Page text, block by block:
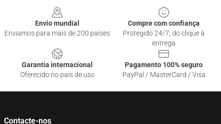
Envio mundial
Enviamos para mais de 200 países
Compre com confiança
Protegido 24/7, do clique à
entrega
Garantia internacional
Oferecido no país de uso
Pagamento 100% seguro
PayPal / MasterCard / Visa
Contacte-nos